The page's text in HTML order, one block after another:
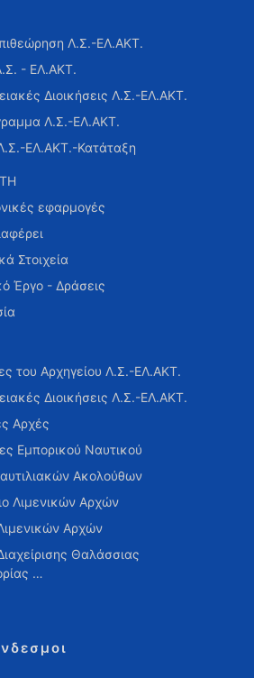
Λ.Σ.-ΕΛ.ΑΚΤ.
- ΕΛ.ΑΚΤ.
Διοικήσεις Λ.Σ.-ΕΛ.ΑΚΤ.
Λ.Σ.-ΕΛ.ΑΚΤ.
ΕΛ.ΑΚΤ.-Κατάταξη
εφαρμογές
Στοιχεία
Έργο - Δράσεις
του Αρχηγείου Λ.Σ.-ΕΛ.ΑΚΤ.
Διοικήσεις Λ.Σ.-ΕΛ.ΑΚΤ.
Αρχές
Εμπορικού Ναυτικού
Ακολούθων
Λιμενικών Αρχών
Αρχών
Θαλάσσιας
…